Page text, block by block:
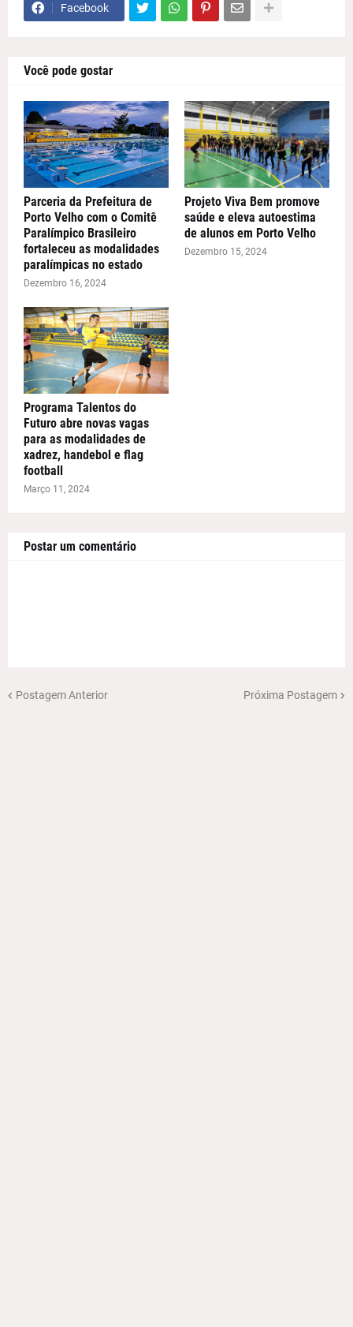
Facebook
Você pode gostar
Parceria da Prefeitura de
Porto Velho com o Comitê
Paralímpico Brasileiro
fortaleceu as modalidades
paralímpicas no estado
Dezembro 16, 2024
Projeto Viva Bem promove
saúde e eleva autoestima
de alunos em Porto Velho
Dezembro 15, 2024
Programa Talentos do
Futuro abre novas vagas
para as modalidades de
xadrez, handebol e flag
football
Março 11, 2024
Postar um comentário
Postagem Anterior Próxima Postagem